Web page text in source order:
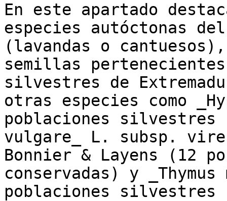
En este apartado
especies autóctonas
(lavandas o
semillas
silvestres de
otras especies como
poblaciones silvestres
vulgare_ L. subsp.
Bonnier & Layens (12
conservadas) y
poblaciones silvestres